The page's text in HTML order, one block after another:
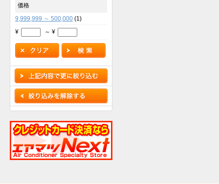
価格
9,999,999 ～ 500,000 (1)
¥
～ ¥